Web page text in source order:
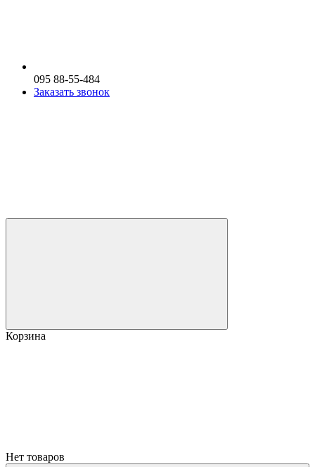
095 88-55-484
Заказать звонок
Корзина
Нет товаров